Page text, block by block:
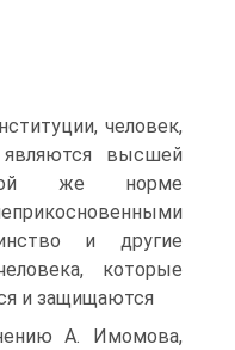
человек,
высшей
же норме
и другие
которые
и защищаются
А. Имомова,